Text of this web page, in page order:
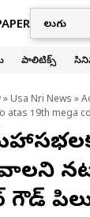
పాలిటిక్స్
» Usa Nri News »
atas 19th mega
గౌడ్